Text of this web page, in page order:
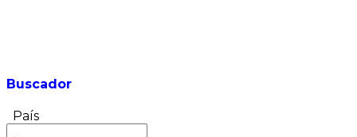
Buscador
País